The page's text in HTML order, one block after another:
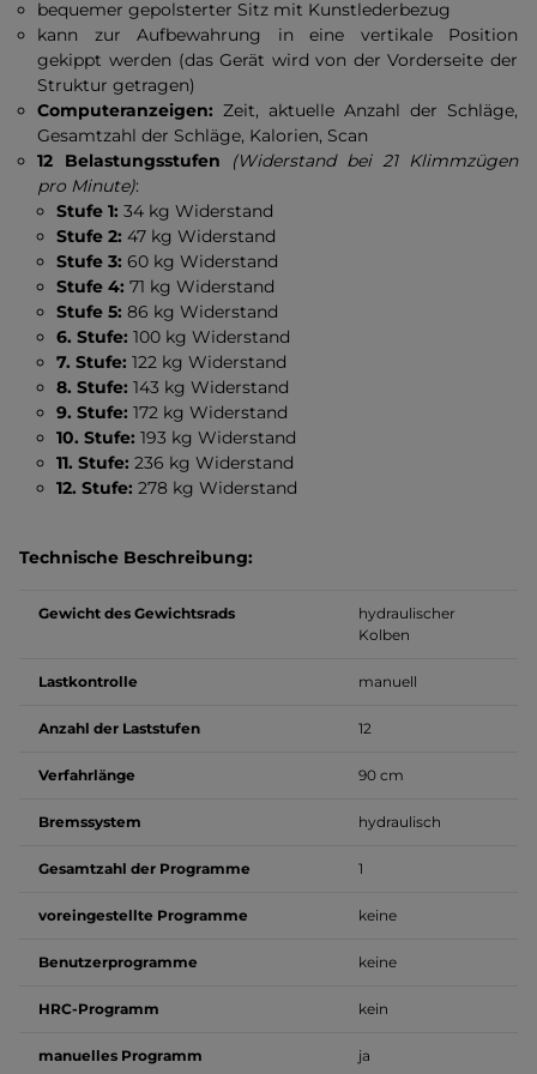
bequemer gepolsterter Sitz mit Kunstlederbezug
kann zur Aufbewahrung in eine vertikale Position
gekippt werden (das Gerät wird von der Vorderseite der
Struktur getragen)
Computeranzeigen:Zeit, aktuelle Anzahl der Schläge,
Gesamtzahl der Schläge, Kalorien, Scan
12 Belastungsstufen
(Widerstand bei 21 Klimmzügen
pro Minute):
Stufe 1: 34 kg Widerstand
Stufe 2: 47 kg Widerstand
Stufe 3: 60 kg Widerstand
Stufe 4: 71 kg Widerstand
Stufe 5: 86 kg Widerstand
6. Stufe: 100 kg Widerstand
7. Stufe: 122 kg Widerstand
8. Stufe: 143 kg Widerstand
9. Stufe: 172 kg Widerstand
10. Stufe: 193 kg Widerstand
11. Stufe: 236 kg Widerstand
12. Stufe: 278 kg Widerstand
Technische Beschreibung:
Gewicht des Gewichtsrads
hydraulischer
Kolben
Lastkontrolle manuell
Anzahl der Laststufen 12
Verfahrlänge 90 cm
Bremssystem hydraulisch
Gesamtzahl der Programme 1
voreingestellte Programme keine
Benutzerprogramme keine
HRC-Programm kein
manuelles Programm ja